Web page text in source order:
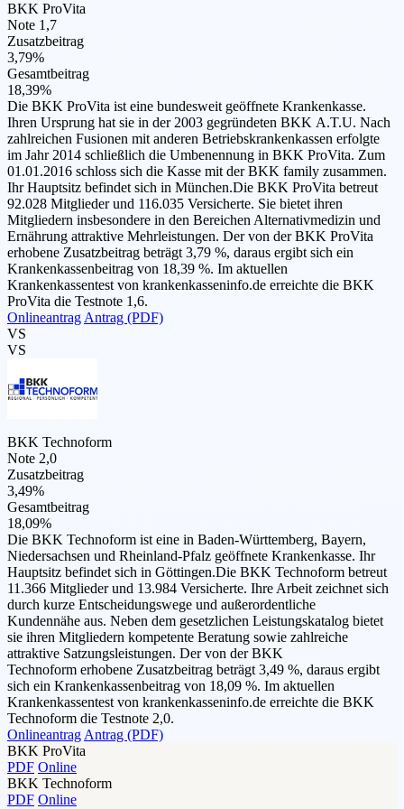
BKK ProVita
Note 1,7
Zusatzbeitrag
3,79%
Gesamtbeitrag
18,39%
Die BKK ProVita ist eine bundesweit geöffnete Krankenkasse.
Ihren Ursprung hat sie in der 2003 gegründeten BKK A.T.U. Nach
zahlreichen Fusionen mit anderen Betriebskrankenkassen erfolgte
im Jahr 2014 schließlich die Umbenennung in BKK ProVita. Zum
01.01.2016 schloss sich die Kasse mit der BKK family zusammen.
Ihr Hauptsitz befindet sich in München.Die BKK ProVita betreut
92.028 Mitglieder und 116.035 Versicherte. Sie bietet ihren
Mitgliedern insbesondere in den Bereichen Alternativmedizin und
Ernährung attraktive Mehrleistungen. Der von der BKK ProVita
erhobene Zusatzbeitrag beträgt 3,79 %, daraus ergibt sich ein
Krankenkassenbeitrag von 18,39 %. Im aktuellen
Krankenkassentest von krankenkasseninfo.de erreichte die BKK
ProVita die Testnote 1,6.
Onlineantrag Antrag (PDF)
VS
VS
BKK Technoform
Note 2,0
Zusatzbeitrag
3,49%
Gesamtbeitrag
18,09%
Die BKK Technoform ist eine in Baden-Württemberg, Bayern,
Niedersachsen und Rheinland-Pfalz geöffnete Krankenkasse. Ihr
Hauptsitz befindet sich in Göttingen.Die BKK Technoform betreut
11.366 Mitglieder und 13.984 Versicherte. Ihre Arbeit zeichnet sich
durch kurze Entscheidungswege und außerordentliche
Kundennähe aus. Neben dem gesetzlichen Leistungskatalog bietet
sie ihren Mitgliedern kompetente Beratung sowie zahlreiche
attraktive Satzungsleistungen. Der von der BKK
Technoform erhobene Zusatzbeitrag beträgt 3,49 %, daraus ergibt
sich ein Krankenkassenbeitrag von 18,09 %. Im aktuellen
Krankenkassentest von krankenkasseninfo.de erreichte die BKK
Technoform die Testnote 2,0.
Onlineantrag Antrag (PDF)
BKK ProVita
PDF Online
BKK Technoform
PDF Online